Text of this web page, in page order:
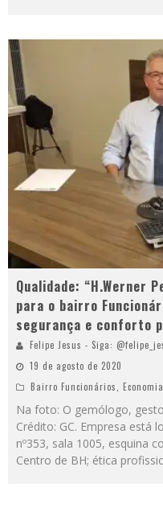
Qualidade: “H.Werner
para o bairro
segurança e conforto
Felipe Jesus - Siga:
19 de agosto de 2020
Bairro Funcionários, Economia
Na foto: O gemólogo,
Crédito: GC. Empresa está
nº353, sala 1005, esquina
Centro de BH; ética